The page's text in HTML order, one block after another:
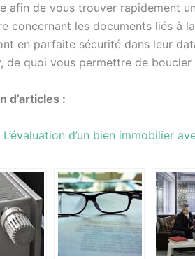
afin de vous trouver rapidement
concernant les documents liés à
en parfaite sécurité dans leur
de quoi vous permettre de
d’articles :
L’évaluation d’un bien immobilier